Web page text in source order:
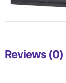
Reviews (0)